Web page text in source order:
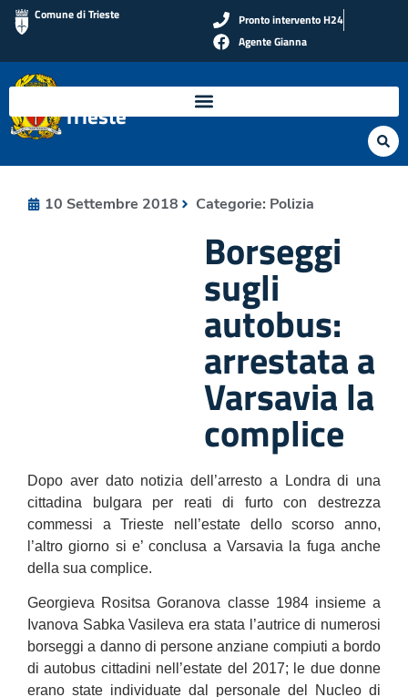
Comune di Trieste
Pronto intervento H24
Agente Gianna
Polizia Locale di
Trieste
10 Settembre 2018 Categorie: Polizia
Borseggi
sugli
autobus:
arrestata a
Varsavia la
complice
Dopo aver dato notizia dell’arresto a Londra di una
cittadina bulgara per reati di furto con destrezza
commessi a Trieste nell’estate dello scorso anno,
l’altro giorno si e’ conclusa a Varsavia la fuga anche
della sua complice.
Georgieva Rositsa Goranova classe 1984 insieme a
Ivanova Sabka Vasileva era stata l’autrice di numerosi
borseggi a danno di persone anziane compiuti a bordo
di autobus cittadini nell’estate del 2017; le due donne
erano state individuate dal personale del Nucleo di